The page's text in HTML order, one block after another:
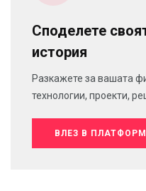
Споделете
история
Разкажете за вашата
технологии, проекти,
ВЛЕЗ В